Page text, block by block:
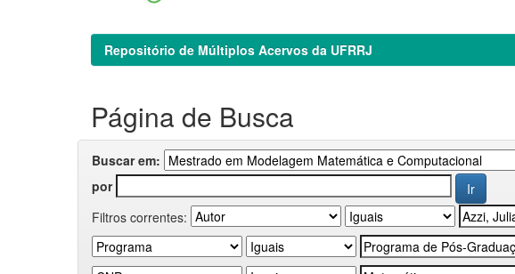
Repositório de Múltiplos Acervos da UFRRJ
Página de Busca
Buscar em:
por
Filtros correntes: